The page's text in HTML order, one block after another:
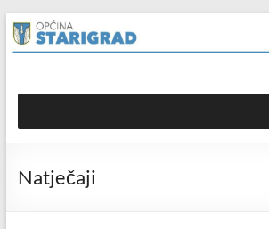
content
Skip
to
content
Općina
Starigrad
mrežna
Natječaji